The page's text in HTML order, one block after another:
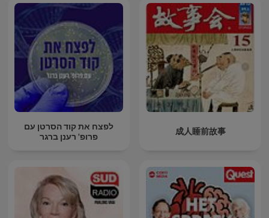
לפצח את קוד הסרטן עם
פרופ' רענן ברגר
成人睡前故事